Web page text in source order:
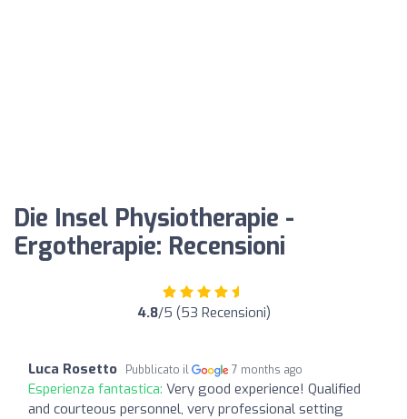
Die Insel Physiotherapie -
Ergotherapie: Recensioni
4.8/5 (53 Recensioni)
Luca Rosetto Pubblicato il 7 months ago
Esperienza fantastica: Very good experience! Qualified
and courteous personnel, very professional setting